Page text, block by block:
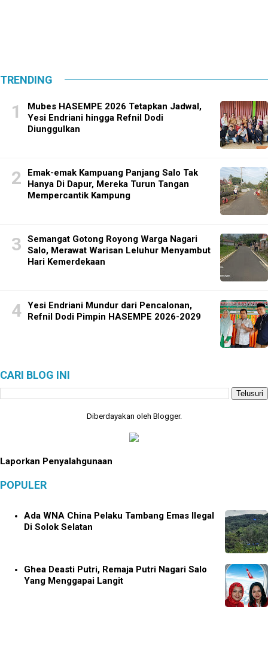
TRENDING
Mubes HASEMPE 2026 Tetapkan Jadwal,
Yesi Endriani hingga Refnil Dodi
Diunggulkan
Emak-emak Kampuang Panjang Salo Tak
Hanya Di Dapur, Mereka Turun Tangan
Mempercantik Kampung
Semangat Gotong Royong Warga Nagari
Salo, Merawat Warisan Leluhur Menyambut
Hari Kemerdekaan
Yesi Endriani Mundur dari Pencalonan,
Refnil Dodi Pimpin HASEMPE 2026-2029
CARI BLOG INI
Diberdayakan oleh Blogger.
Laporkan Penyalahgunaan
POPULER
Ada WNA China Pelaku Tambang Emas Ilegal
Di Solok Selatan
Ghea Deasti Putri, Remaja Putri Nagari Salo
Yang Menggapai Langit